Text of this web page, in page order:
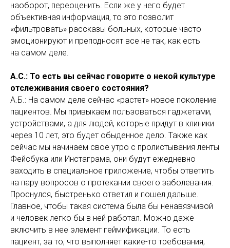
наоборот, переоценить. Если же у него будет
объективная информация, то это позволит
«фильтровать» рассказы больных, которые часто
эмоционируют и преподносят все не так, как есть
на самом деле.
А.С.: То есть вы сейчас говорите о некой культуре
отслеживания своего состояния?
А.Б.: На самом деле сейчас «растет» новое поколение
пациентов. Мы привыкаем пользоваться гаджетами,
устройствами, а для людей, которые придут в клиники
через 10 лет, это будет обыденное дело. Также как
сейчас мы начинаем свое утро с пролистывания ленты
Фейсбука или Инстаграма, они будут ежедневно
заходить в специальное приложение, чтобы ответить
на пару вопросов о протекании своего заболевания.
Проснулся, быстренько ответил и пошел дальше.
Главное, чтобы такая система была бы ненавязчивой
и человек легко бы в ней работал. Можно даже
включить в нее элемент геймификации. То есть
пациент, за то, что выполняет какие-то требования,